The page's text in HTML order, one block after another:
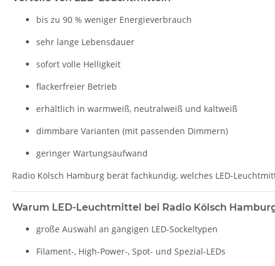
bis zu 90 % weniger Energieverbrauch
sehr lange Lebensdauer
sofort volle Helligkeit
flackerfreier Betrieb
erhältlich in warmweiß, neutralweiß und kaltweiß
dimmbare Varianten (mit passenden Dimmern)
geringer Wartungsaufwand
Radio Kölsch Hamburg berät fachkundig, welches LED-
Warum LED-Leuchtmittel bei Radio Kölsch
große Auswahl an gängigen LED-Sockeltypen
Filament-, High-Power-, Spot- und Spezial-LEDs